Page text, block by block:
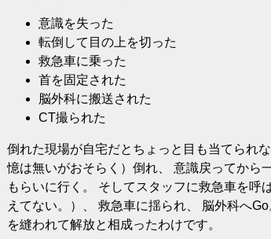
意識を失った
転倒して目の上を切った
救急車に乗った
首を固定された
脳外科に搬送された
CT撮られた
倒れた現場が自宅だとちょっと目も当てられ
憶は無いがおそらく）倒れ、 意識戻ってから
もらいに行く。 そしてスタッフに救急車を
えてない。）、 救急車に揺られ、 脳外科へ
を縫われて解放と相成ったわけです。